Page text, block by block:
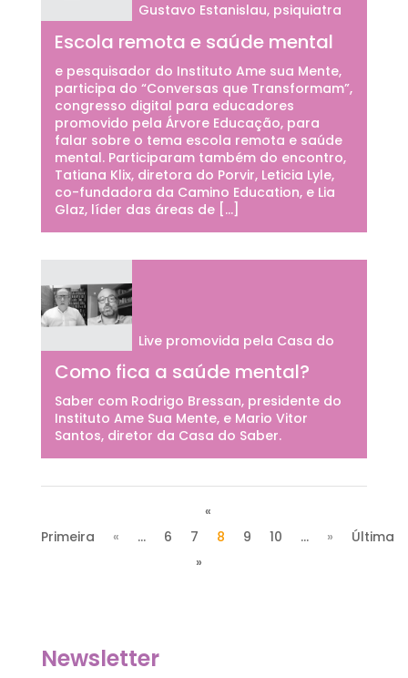
Escola remota e saúde mental
Gustavo Estanislau, psiquiatra
e pesquisador do Instituto Ame sua Mente,
participa do “Conversas que Transformam”,
congresso digital para educadores
promovido pela Árvore Educação, para
falar sobre o tema escola remota e saúde
mental. Participaram também do encontro,
Tatiana Klix, diretora do Porvir, Leticia Lyle,
co-fundadora da Camino Education, e Lia
Glaz, líder das áreas de […]
Como fica a saúde mental?
Live promovida pela Casa do
Saber com Rodrigo Bressan, presidente do
Instituto Ame Sua Mente, e Mario Vitor
Santos, diretor da Casa do Saber.
«
Primeira
« ... 6 7 8 9 10 ... »
Última
»
Newsletter